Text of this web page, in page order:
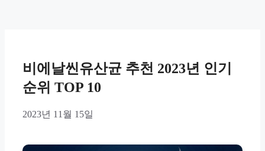
비에날씬유산균 추천 2023년 인기
순위 TOP 10
2023년 11월 15일